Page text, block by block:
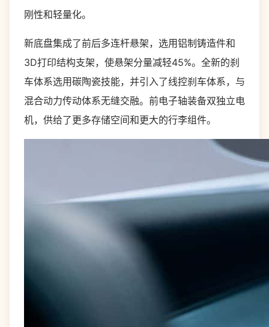
刚性和轻量化。
新底盘集成了前后多连杆悬架，选用铝制铸造件和
3D打印结构支架，使悬架分量减轻45%。全新的刹
车体系选用碳陶瓷技能，并引入了线控刹车体系，与
混合动力传动体系无缝交融。前电子轴装备双独立电
机，供给了更多存储空间和更大的行李组件。